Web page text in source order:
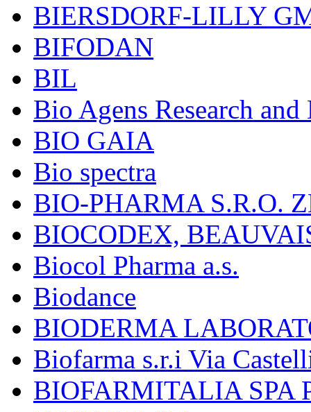
BIERSDORF-LILLY
BIFODAN
BIL
Bio Agens Research
BIO GAIA
Bio spectra
BIO-PHARMA S.R.O.
BIOCODEX,
Biocol Pharma a.s.
Biodance
BIODERMA
Biofarma s.r.i Via
BIOFARMITALIA SPA